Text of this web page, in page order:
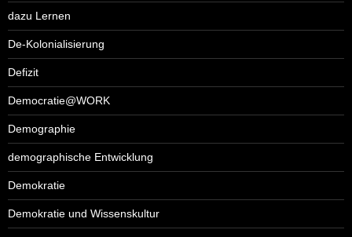
dazu Lernen
De-Kolonialisierung
Defizit
Democratie@WORK
Demographie
demographische Entwicklung
Demokratie
Demokratie und Wissenskultur